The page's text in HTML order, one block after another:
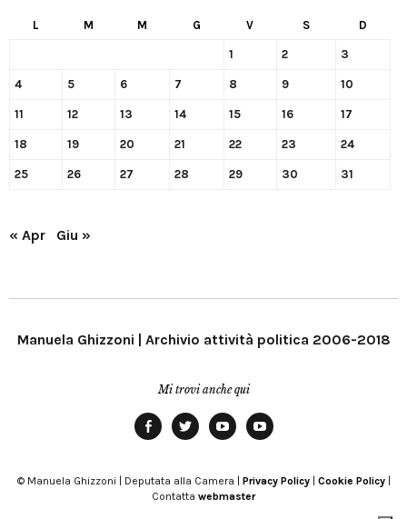
L M M G V S D
1 2 3
4 5 6 7 8 9 10
11 12 13 14 15 16 17
18 19 20 21 22 23 24
25 26 27 28 29 30 31
« Apr Giu »
Manuela Ghizzoni | Archivio attività politica 2006-2018
Mi trovi anche qui
Modena
© Manuela Ghizzoni | Deputata alla Camera | Privacy Policy| Cookie Policy|
Contatta webmaster